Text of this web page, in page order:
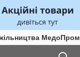
МедоПром